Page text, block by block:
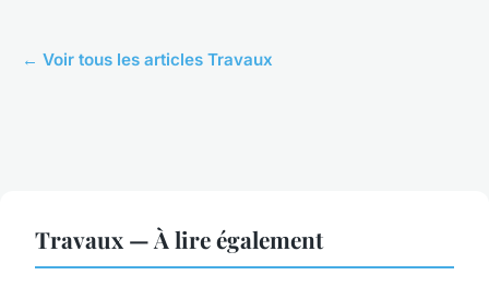
← Voir tous les articles Travaux
Travaux — À lire également